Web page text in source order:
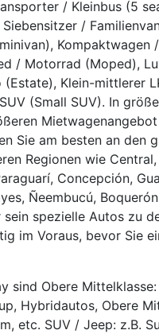
/ Kleinbus (5
/
/ Motorrad (Moped),
Klein-mittlerer
(Small SUV). In
Sie am besten an den
Regionen wie
Concepción,
Ñeembucú,
spezielle Autos zu
im Voraus, bevor Sie
sind Obere
Hybridautos, Obere
etc. SUV / Jeep: z.B.